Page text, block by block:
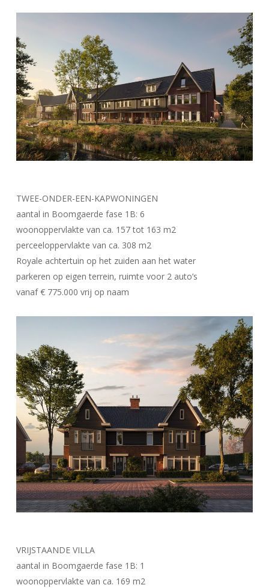
TWEE-ONDER-EEN-KAPWONINGEN
aantal in Boomgaerde fase 1B: 6
woonoppervlakte van ca. 157 tot 163 m2
perceeloppervlakte van ca. 308 m2
Royale achtertuin op het zuiden aan het water
parkeren op eigen terrein, ruimte voor 2 auto’s
vanaf € 775.000 vrij op naam
VRIJSTAANDE VILLA
aantal in Boomgaerde fase 1B: 1
woonoppervlakte van ca. 169 m2